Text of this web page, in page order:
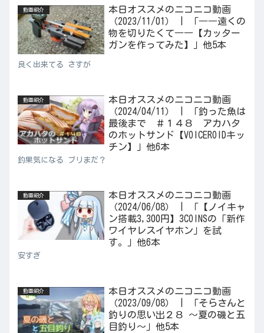
動画紹介
本日オススメのニコニコ動画
（2023/11/01） | 「――遠くの
物を切りたくて――【カッター
ガンを作ってみた】」他5本
良く出来てる さすが
動画紹介
本日オススメのニコニコ動画
（2024/04/11） | 「釣った魚は
最後まで ＃１４８ アカハタ
のホットサンド【VOICEROIDキッ
チン】」他6本
釣果気になる ブリまだ？
動画紹介
本日オススメのニコニコ動画
（2024/06/08） | 「【ノイキャ
ン搭載3,300円】3COINSの「新作
ワイヤレスイヤホン」を試
す。」他6本
安すぎ
動画紹介
本日オススメのニコニコ動画
（2023/09/08） | 「そらさんと
釣りの思い出２８ ～夏の磯と五
目釣り～」他5本